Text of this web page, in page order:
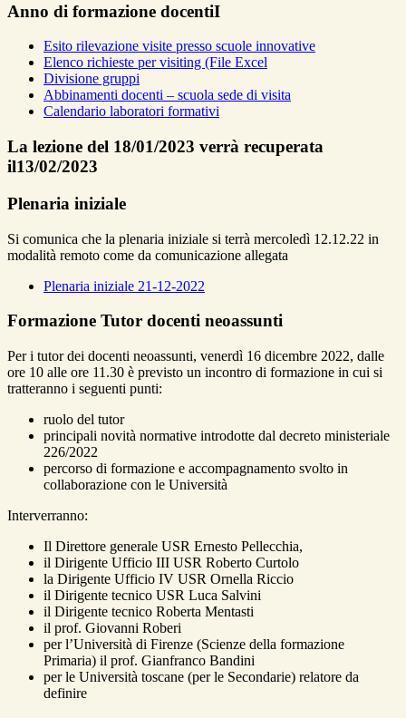
Anno di formazione docentiI
Esito rilevazione visite presso scuole innovative
Elenco richieste per visiting (File Excel
Divisione gruppi
Abbinamenti docenti – scuola sede di visita
Calendario laboratori formativi
La lezione del 18/01/2023 verrà recuperata
il13/02/2023
Plenaria iniziale
Si comunica che la plenaria iniziale si terrà mercoledì 12.12.22 in
modalità remoto come da comunicazione allegata
Plenaria iniziale 21-12-2022
Formazione Tutor docenti neoassunti
Per i tutor dei docenti neoassunti, venerdì 16 dicembre 2022, dalle
ore 10 alle ore 11.30 è previsto un incontro di formazione in cui si
tratteranno i seguenti punti:
ruolo del tutor
principali novità normative introdotte dal decreto ministeriale
226/2022
percorso di formazione e accompagnamento svolto in
collaborazione con le Università
Interverranno:
Il Direttore generale USR Ernesto Pellecchia,
il Dirigente Ufficio III USR Roberto Curtolo
la Dirigente Ufficio IV USR Ornella Riccio
il Dirigente tecnico USR Luca Salvini
il Dirigente tecnico Roberta Mentasti
il prof. Giovanni Roberi
per l’Università di Firenze (Scienze della formazione
Primaria) il prof. Gianfranco Bandini
per le Università toscane (per le Secondarie) relatore da
definire